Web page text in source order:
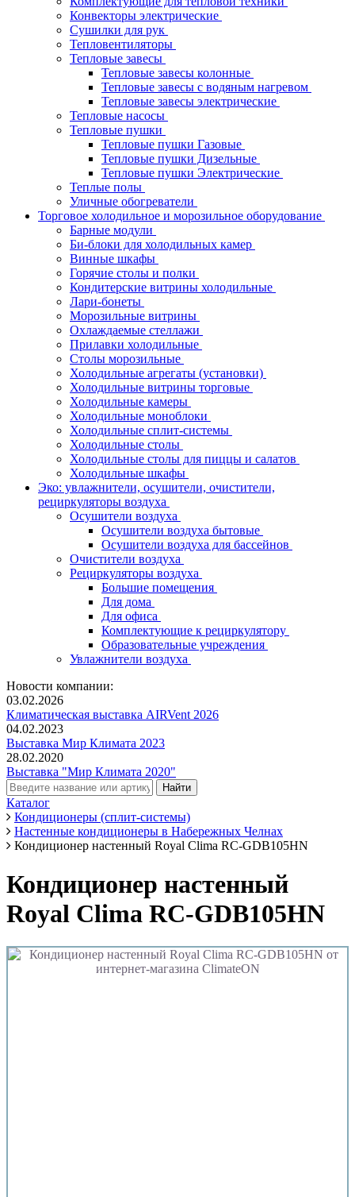
Конвекторы электрические
Сушилки для рук
Тепловентиляторы
Тепловые завесы
Тепловые завесы колонные
Тепловые завесы с водяным нагревом
Тепловые завесы электрические
Тепловые насосы
Тепловые пушки
Тепловые пушки Газовые
Тепловые пушки Дизельные
Тепловые пушки Электрические
Теплые полы
Уличные обогреватели
Торговое холодильное и морозильное оборудование
Барные модули
Би-блоки для холодильных камер
Винные шкафы
Горячие столы и полки
Кондитерские витрины холодильные
Лари-бонеты
Морозильные витрины
Охлаждаемые стеллажи
Прилавки холодильные
Столы морозильные
Холодильные агрегаты (установки)
Холодильные витрины торговые
Холодильные камеры
Холодильные моноблоки
Холодильные сплит-системы
Холодильные столы
Холодильные столы для пиццы и салатов
Холодильные шкафы
Эко: увлажнители, осушители, очистители,
рециркуляторы воздуха
Осушители воздуха
Осушители воздуха бытовые
Осушители воздуха для бассейнов
Очистители воздуха
Рециркуляторы воздуха
Большие помещения
Для дома
Для офиса
Комплектующие к рециркулятору
Образовательные учреждения
Увлажнители воздуха
Новости компании:
03.02.2026
Климатическая выставка AIRVent 2026
04.02.2023
Выставка Мир Климата 2023
28.02.2020
Выставка "Мир Климата 2020"
Каталог
Кондиционеры (сплит-системы)
Настенные кондиционеры в Набережных Челнах
Кондиционер настенный Royal Clima RC-GDB105HN
Кондиционер настенный
Royal Clima RC-GDB105HN